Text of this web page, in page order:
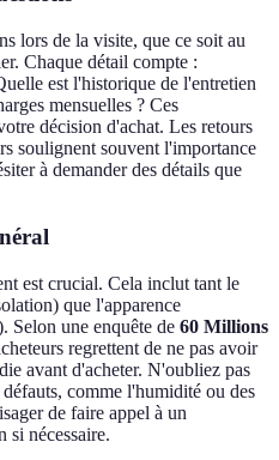
lors de la visite, que ce soit au
Chaque détail compte :
est l'historique de l'entretien
mensuelles ? Ces
décision d'achat. Les retours
soulignent souvent l'importance
à demander des détails que
est crucial. Cela inclut tant le
que l'apparence
Selon une enquête de 60 Millions
regrettent de ne pas avoir
avant d'acheter. N'oubliez pas
comme l'humidité ou des
de faire appel à un
si nécessaire.